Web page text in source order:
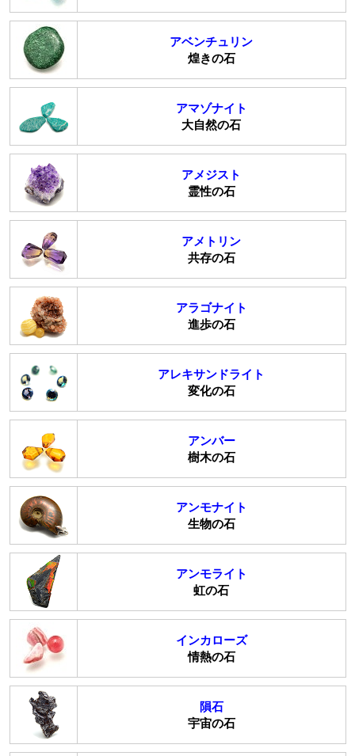
アベンチュリン
煌きの石
アマゾナイト
大自然の石
アメジスト
霊性の石
アメトリン
共存の石
アラゴナイト
進歩の石
アレキサンドライト
変化の石
アンバー
樹木の石
アンモナイト
生物の石
アンモライト
虹の石
インカローズ
情熱の石
隕石
宇宙の石